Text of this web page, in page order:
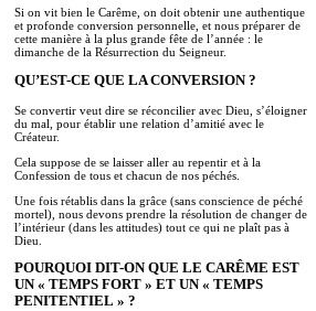
Si on vit bien le Carême, on doit obtenir une authentique
et profonde conversion personnelle, et nous préparer de
cette manière à la plus grande fête de l’année : le
dimanche de la Résurrection du Seigneur.
QU’EST-CE QUE LA CONVERSION ?
Se convertir veut dire se réconcilier avec Dieu, s’éloigner
du mal, pour établir une relation d’amitié avec le
Créateur.
Cela suppose de se laisser aller au repentir et à la
Confession de tous et chacun de nos péchés.
Une fois rétablis dans la grâce (sans conscience de péché
mortel), nous devons prendre la résolution de changer de
l’intérieur (dans les attitudes) tout ce qui ne plaît pas à
Dieu.
POURQUOI DIT-ON QUE LE CARÊME EST
UN « TEMPS FORT » ET UN « TEMPS
PENITENTIEL » ?